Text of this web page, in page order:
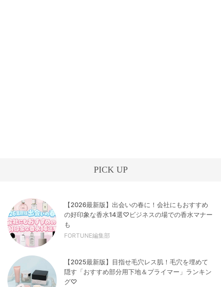
PICK UP
【2026最新版】出会いの春に！会社にもおすすめ
の好印象な香水14選♡ビジネスの場での香水マナー
も
FORTUNE編集部
【2025最新版】目指せ毛穴レス肌！毛穴を埋めて
隠す「おすすめ部分用下地＆プライマー」ランキン
グ♡